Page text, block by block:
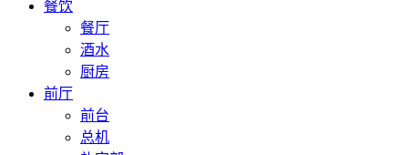
餐饮
餐厅
酒水
厨房
前厅
前台
总机